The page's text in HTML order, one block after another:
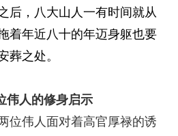
后，八大山人一有时间就从
着年近八十的年迈身躯也要
葬之处。
伟人的修身启示
位伟人面对着高官厚禄的诱